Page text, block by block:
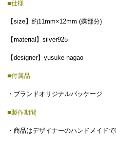
■仕様
【size】約11mm×12mm (蝶部分)
【material】silver925
【designer】yusuke nagao
■付属品
・ブランドオリジナルパッケージ
■製作期間
・商品はデザイナーのハンドメイドで